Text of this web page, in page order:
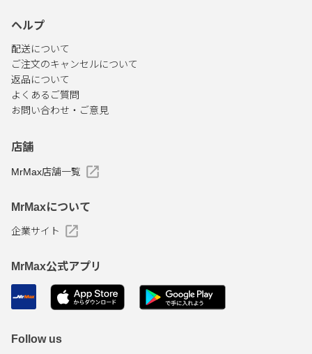
ヘルプ
配送について
ご注文のキャンセルについて
返品について
よくあるご質問
お問い合わせ・ご意見
店舗
MrMax店舗一覧
MrMaxについて
企業サイト
MrMax公式アプリ
Follow us